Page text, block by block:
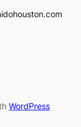
WordPress